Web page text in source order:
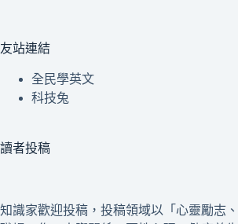
友站連結
全民學英文
科技兔
讀者投稿
知識家歡迎投稿，投稿領域以「心靈勵志